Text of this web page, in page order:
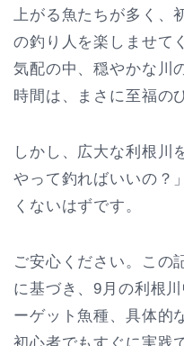
上がる魚たちが多く、
の釣り人を楽しませて
気配の中、穏やかな川
時間は、まさに至福の
しかし、広大な利根川
やって釣ればいいの？
くないはずです。
ご安心ください。この
に基づき、9月の利根
ーゲット魚種、具体的